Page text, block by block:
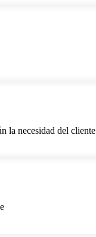
la necesidad del cliente